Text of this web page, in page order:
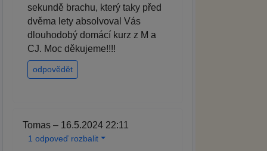
sekundě brachu, který taky před
dvěma lety absolvoval Vás
dlouhodobý domácí kurz z M a
CJ. Moc děkujeme!!!!
odpovědět
Tomas – 16.5.2024 22:11
1 odpoveď rozbalit